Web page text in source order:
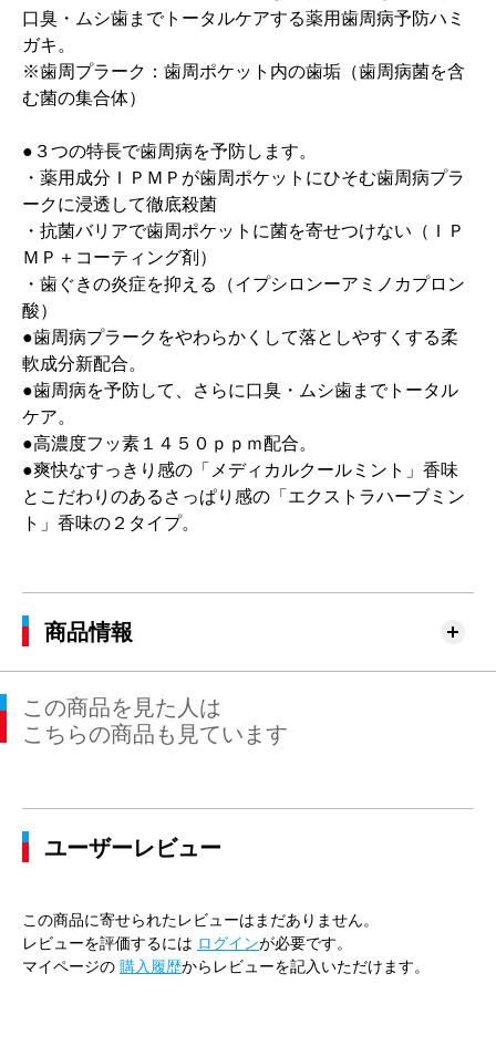
口臭・ムシ歯までトータルケアする薬用歯周病予防ハミ
ガキ。
※歯周プラーク：歯周ポケット内の歯垢（歯周病菌を含
む菌の集合体）
●３つの特長で歯周病を予防します。
・薬用成分ＩＰＭＰが歯周ポケットにひそむ歯周病プラ
ークに浸透して徹底殺菌
・抗菌バリアで歯周ポケットに菌を寄せつけない（ＩＰ
ＭＰ＋コーティング剤）
・歯ぐきの炎症を抑える（イプシロンーアミノカプロン
酸）
●歯周病プラークをやわらかくして落としやすくする柔
軟成分新配合。
●歯周病を予防して、さらに口臭・ムシ歯までトータル
ケア。
●高濃度フッ素１４５０ｐｐｍ配合。
●爽快なすっきり感の「メディカルクールミント」香味
とこだわりのあるさっぱり感の「エクストラハーブミン
ト」香味の２タイプ。
商品情報
この商品を見た人は
こちらの商品も見ています
ユーザーレビュー
この商品に寄せられたレビューはまだありません。
レビューを評価するには ログインが必要です。
マイページの 購入履歴からレビューを記入いただけます。